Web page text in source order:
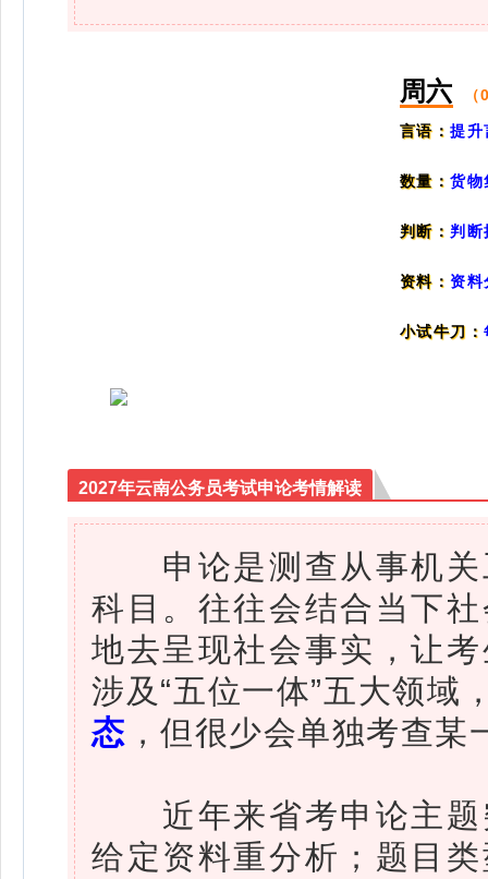
周六
言语：提升
数量：货物
判断： 判断
资料：资料
小试牛刀：
2027年云南公务员考试申论考情解读
申论是测查从事机关
科目。往往会结合当下
地去呈现社会事实，让
涉及“五位一体”五大领域
态 ，但很少会单独考查某
近年来省考申论主题
给定资料重分析；题目